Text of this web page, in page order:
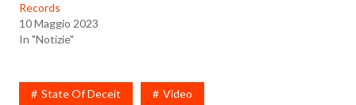
Records
10 Maggio 2023
In "Notizie"
State Of Deceit Video